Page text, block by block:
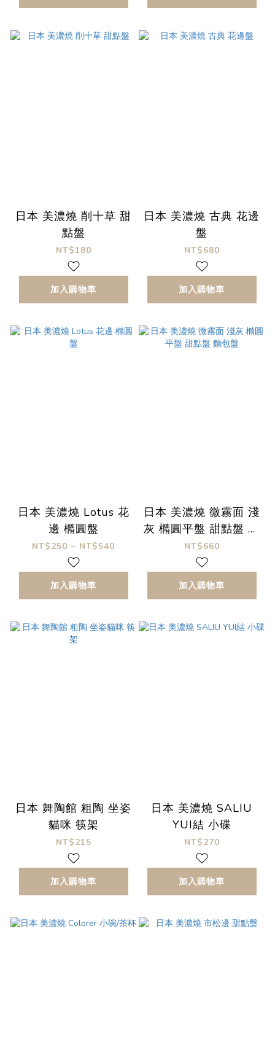
日本 美濃燒 削十草 甜
點盤
NT$180
加入購物車
日本 美濃燒 古典 花邊
盤
NT$680
加入購物車
日本 美濃燒 Lotus 花
邊 橢圓盤
NT$250 ~ NT$540
加入購物車
日本 美濃燒 微霧面 淺
灰 橢圓平盤 甜點盤 麵
包盤
NT$660
加入購物車
日本 舞陶館 粗陶 坐姿
貓咪 筷架
NT$215
加入購物車
日本 美濃燒 SALIU
YUI結 小碟
NT$270
加入購物車